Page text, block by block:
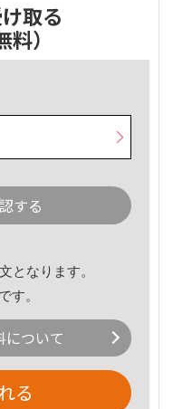
取る
料）
する
となります。
す。
について
る